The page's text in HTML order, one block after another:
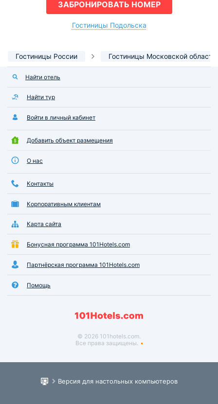
ЗАБРОНИРОВАТЬ НОМЕР
Гостиницы Подольска
Гостиницы России Гостиницы Московской области
Найти отель
Найти тур
Войти в личный кабинет
Добавить объект размещения
О нас
Контакты
Корпоративным клиентам
Карта сайта
Бонусная программа 101Hotels.com
Партнёрская программа 101Hotels.com
Помощь
© 2026 101hotels.com.
Все права защищены.
Версия для настольных компьютеров